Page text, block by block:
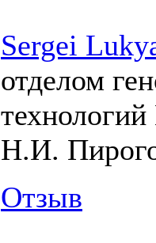
Sergei
отделом
Н.И.
Отзыв